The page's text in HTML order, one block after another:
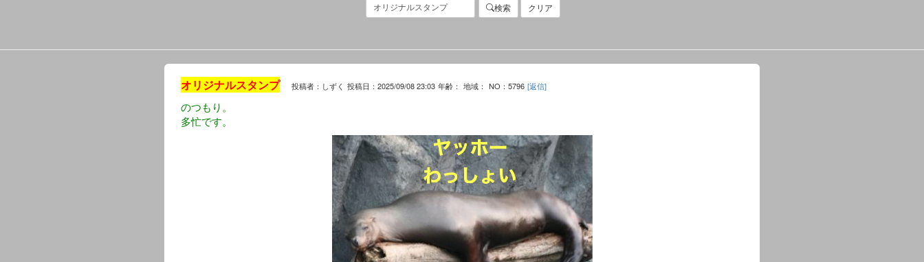
検索 クリア
オリジナルスタンプ 投稿者：しずく 投稿日：2025/09/08 23:03 年齢： 地域： NO：5796 [返信]
のつもり。
多忙です。